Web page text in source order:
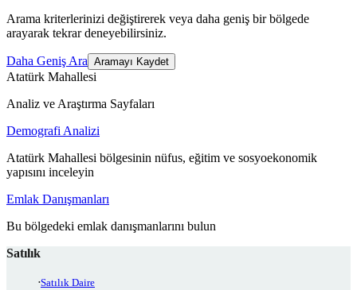
Arama kriterlerinizi değiştirerek veya daha geniş bir bölgede
arayarak tekrar deneyebilirsiniz.
Daha Geniş Ara Aramayı Kaydet
Atatürk Mahallesi
Analiz ve Araştırma Sayfaları
Demografi Analizi
Atatürk Mahallesi bölgesinin nüfus, eğitim ve sosyoekonomik
yapısını inceleyin
Emlak Danışmanları
Bu bölgedeki emlak danışmanlarını bulun
Satılık
Satılık Daire